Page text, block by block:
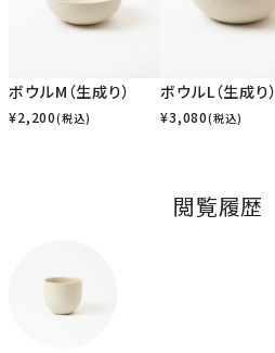
ボウルM（生成り）
¥2,200(税込)
ボウルL（生成り）
¥3,080(税込)
閲覧履歴